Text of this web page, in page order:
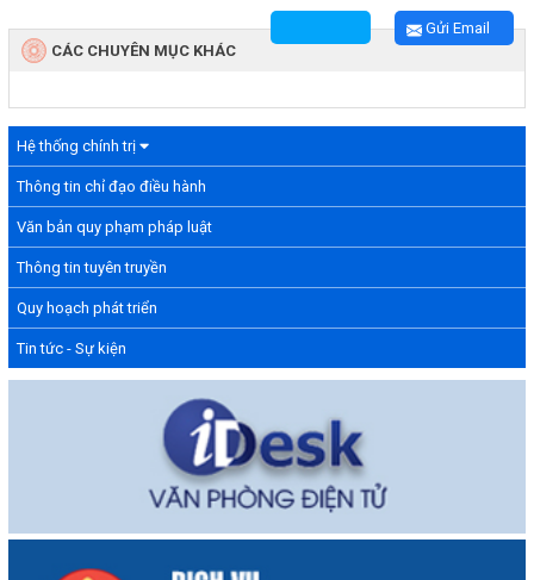
Hệ thống chính trị
Thông tin chỉ đạo điều hành
Văn bản quy phạm pháp luật
Thông tin tuyên truyền
Quy hoạch phát triển
Tin tức - Sự kiện
Gửi Email
CÁC CHUYÊN MỤC KHÁC